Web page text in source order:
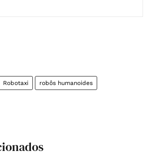
Robotaxi robôs humanoides